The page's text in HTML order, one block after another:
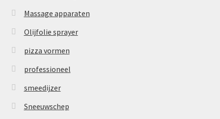
Massage apparaten
Olijfolie sprayer
pizza vormen
professioneel
smeedijzer
Sneeuwschep